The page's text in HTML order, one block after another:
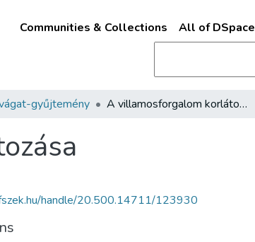
Communities & Collections All of DSpace
gyűjtemény A villamosforgalom korlátozása
handle/20.500.14711/123930